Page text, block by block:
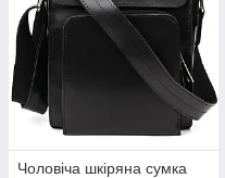
Чоловіча шкіряна сумка